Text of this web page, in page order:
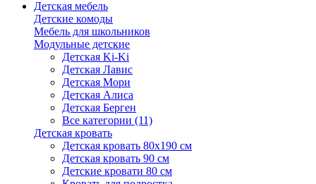
Детская мебель
Детские комоды
Мебель для школьников
Модульные детские
Детская Ki-Ki
Детская Лавис
Детская Мори
Детская Алиса
Детская Берген
Все категории (11)
Детская кровать
Детская кровать 80х190 см
Детская кровать 90 см
Детские кровати 80 см